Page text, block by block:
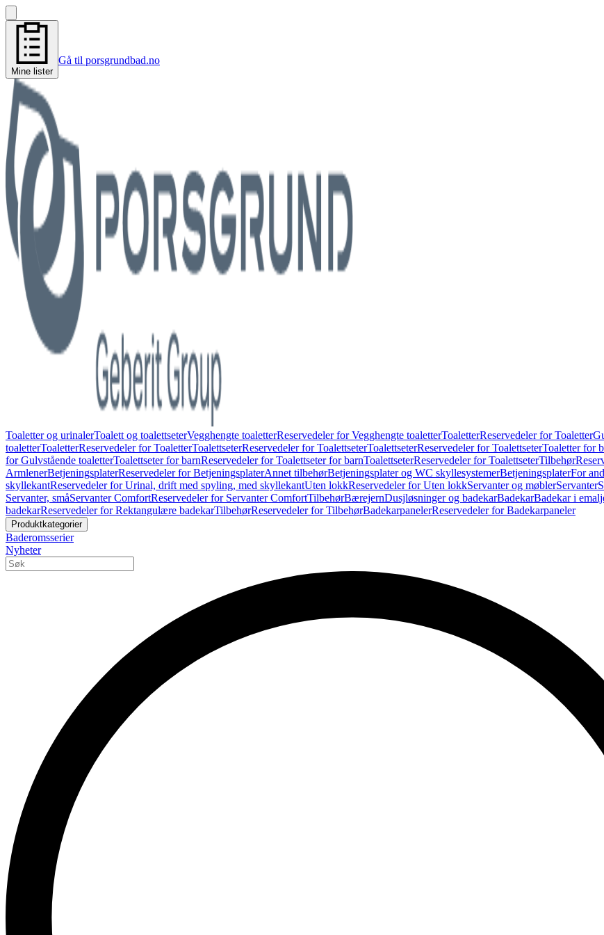
Mine lister
Gå til porsgrundbad.no
Toaletter og urinalerToalett og toalettseterVegghengte toaletterReservedeler for Vegghengte toaletterToaletterReservedeler for Toaletter
toaletterToaletterReservedeler for ToaletterToalettseterReservedeler for ToalettseterToalettseterReservedeler for ToalettseterToaletter for
for Gulvstående toaletterToalettseter for barnReservedeler for Toalettseter for barnToalettseterReservedeler for ToalettseterTilbehør
ArmlenerBetjeningsplaterReservedeler for BetjeningsplaterAnnet tilbehørBetjeningsplater og WC skyllesystemerBetjeningsplaterFor
skyllekantReservedeler for Urinal, drift med spyling, med skyllekantUten lokkReservedeler for Uten lokkServanter og møblerServanter
Servanter, småServanter ComfortReservedeler for Servanter ComfortTilbehørBærejernDusjløsninger og badekarBadekarBadekar i
badekarReservedeler for Rektangulære badekarTilbehørReservedeler for TilbehørBadekarpanelerReservedeler for Badekarpaneler
Produktkategorier
Baderomsserier
Nyheter